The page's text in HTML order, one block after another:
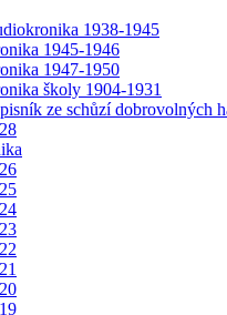
1938-1945
1945-1946
1947-1950
školy 1904-1931
ze schůzí dobrovolných